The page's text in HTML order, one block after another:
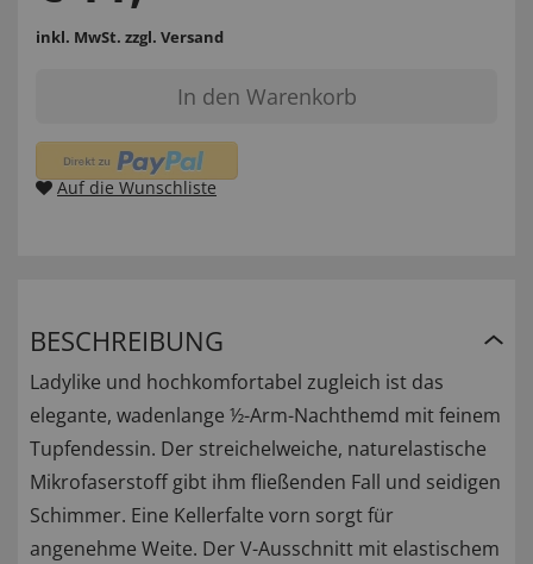
inkl. MwSt. zzgl. Versand
In den Warenkorb
Auf die Wunschliste
BESCHREIBUNG
Ladylike und hochkomfortabel zugleich ist das
elegante, wadenlange ½-Arm-Nachthemd mit feinem
Tupfendessin. Der streichelweiche, naturelastische
Mikrofaserstoff gibt ihm fließenden Fall und seidigen
Schimmer. Eine Kellerfalte vorn sorgt für
angenehme Weite. Der V-Ausschnitt mit elastischem